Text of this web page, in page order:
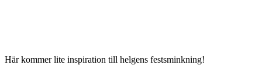
Här kommer lite inspiration till helgens festsminkning!